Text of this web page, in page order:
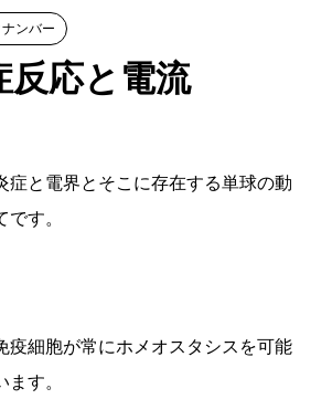
ンバー
反応と電流
症と電界とそこに存在する単球の動
す。
疫細胞が常にホメオスタシスを可能
す。